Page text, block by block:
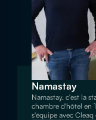
Namastay
Namastay, c'est la
chambre d'hôtel en
s'équipe avec Cleaq